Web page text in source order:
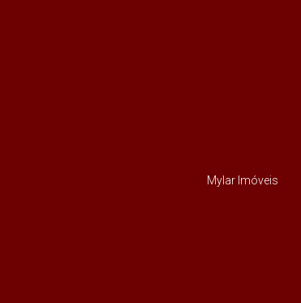
Mylar Imóveis